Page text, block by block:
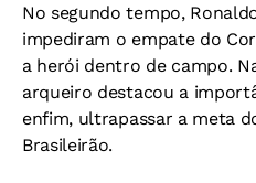
No segundo tempo,
impediram o empate do
a herói dentro de campo.
arqueiro destacou a
enfim, ultrapassar a meta
Brasileirão.